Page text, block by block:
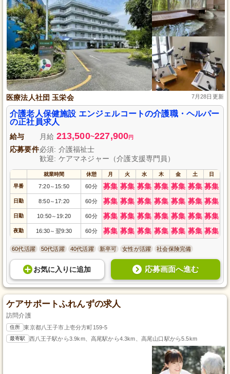
医療法人社団 玉栄会 7月28日更新
介護老人保健施設 エンジェルコートの介護職・ヘルパー
の正社員求人
給与 月給 213,500~227,900円
応募要件必須: 介護福祉士
歓迎: ケアマネジャー（介護支援専門員）
就業時間 休憩 月 火 水 木 金 土 日
早番 7:20～ 15:50 60分 募集 募集 募集 募集 募集 募集 募集
日勤 8:50～ 17:20 60分 募集 募集 募集 募集 募集 募集 募集
日勤 10:50～ 19:20 60分 募集 募集 募集 募集 募集 募集 募集
夜勤 16:30～ 翌9:30 60分 募集 募集 募集 募集 募集 募集 募集
60代活躍 50代活躍 40代活躍 新卒可 女性が活躍 社会保険完備
お気に入り に追加 応募画面へ進む
ケアサポートふれんずの求人
訪問介護
住所 東京都八王子市上壱分方町159-5
最寄駅 西八王子駅から3.9km、高尾駅から4.3km、高尾山口駅から5.5km